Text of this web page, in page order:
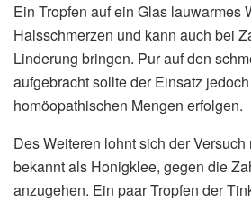
Ein Tropfen auf ein Glas lauwarmes
Halsschmerzen und kann auch bei
Linderung bringen. Pur auf den
aufgebracht sollte der Einsatz
homöopathischen Mengen erfolgen.
Des Weiteren lohnt sich der
bekannt als Honigklee, gegen die
anzugehen. Ein paar Tropfen der